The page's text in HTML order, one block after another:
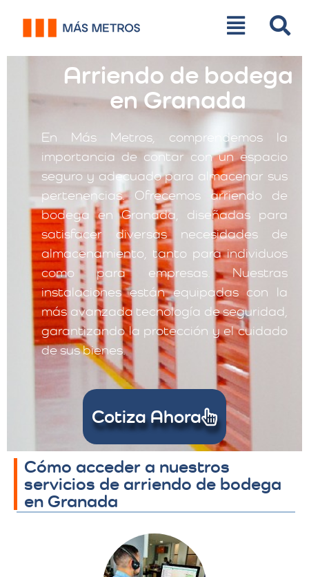
Arriendo de bodega
en Granada
En Más Metros, comprendemos la
importancia de contar con un espacio
seguro y adecuado para almacenar sus
pertenencias. Ofrecemos arriendo de
bodega en Granada, diseñadas para
satisfacer diversas necesidades de
almacenamiento, tanto para individuos
como para empresas. Nuestras
instalaciones están equipadas con la
más avanzada tecnología de seguridad,
garantizando la protección y el cuidado
de sus bienes.
Cotiza Ahora
Cómo acceder a nuestros
servicios de arriendo de bodega
en Granada